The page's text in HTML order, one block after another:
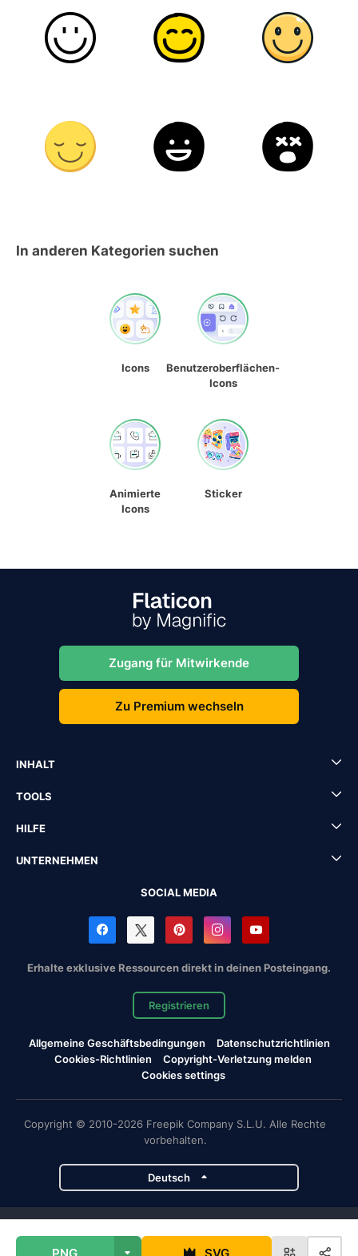
In anderen Kategorien suchen
Icons
Benutzeroberflächen-
Icons
Animierte
Icons
Sticker
Zugang für Mitwirkende
Zu Premium wechseln
INHALT
TOOLS
HILFE
UNTERNEHMEN
SOCIAL MEDIA
Erhalte exklusive Ressourcen direkt in deinen Posteingang.
Registrieren
Allgemeine Geschäftsbedingungen
Datenschutzrichtlinien
Cookies-Richtlinien
Copyright-Verletzung melden
Cookies settings
Copyright © 2010-2026 Freepik Company S.L.U. Alle Rechte
vorbehalten.
Deutsch